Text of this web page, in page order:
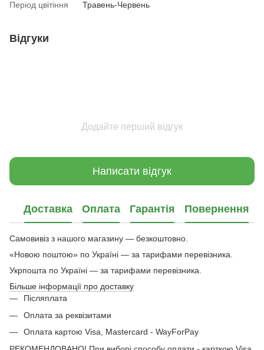
Період цвітіння
Травень-Червень
Відгуки
Додайте перший відгук
Написати відгук
Доставка Оплата Гарантія Повернення
Самовивіз з нашого магазину — безкоштовно.
«Новою поштою» по Україні — за тарифами перевізника.
Укрпошта по Україні — за тарифами перевізника.
Більше інформації про доставку
Післяплата
Оплата за реквізитами
Оплата картою Visa, Mastercard - WayForPay